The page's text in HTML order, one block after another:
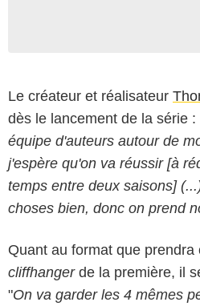
Le créateur et réalisateur
dès le lancement de la série :
équipe d'auteurs autour de
j'espère qu'on va réussir [à
temps entre deux saisons]
choses bien, donc on prend
Quant au format que
cliffhangerde la première, il
"On va garder les 4 mêmes